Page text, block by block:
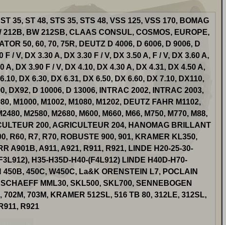
35, ST 48, STS 35, STS 48, VSS 125, VSS 170, BOMAG
212B, BW 212SB, CLAAS CONSUL, COSMOS, EUROPE,
50, 60, 70, 75R, DEUTZ D 4006, D 6006, D 9006, D
F / V, DX 3.30 A, DX 3.30 F / V, DX 3.50 A, F / V, DX 3.60 A,
A, DX 3.90 F / V, DX 4.10, DX 4.30 A, DX 4.31, DX 4.50 A,
DX 6.30, DX 6.31, DX 6.50, DX 6.60, DX 7.10, DX110,
DX92, D 10006, D 13006, INTRAC 2002, INTRAC 2003,
M1000, M1002, M1080, M1202, DEUTZ FAHR M1102,
M2580, M2680, M600, M660, M66, M750, M770, M88,
200, AGRICULTEUR 204, HANOMAG BRILLANT
R60, R7, R70, ROBUSTE 900, 901, KRAMER KL350,
A901B, A911, A921, R911, R921, LINDE H20-25-30-
H35-H35D-H40-(F4L912) LINDE H40D-H70-
450C, W450C, La&K ORENSTEIN L7, POCLAIN
MML30, SKL500, SKL700, SENNEBOGEN
702M, 703M, KRAMER 512SL, 516 TB 80, 312LE, 312SL,
R921